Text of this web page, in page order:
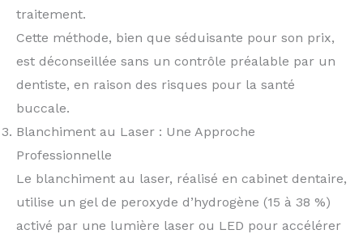
traitement.
Cette méthode, bien que séduisante pour son prix,
est déconseillée sans un contrôle préalable par un
dentiste, en raison des risques pour la santé
buccale.
Blanchiment au Laser : Une Approche
Professionnelle
Le blanchiment au laser, réalisé en cabinet dentaire,
utilise un gel de peroxyde d’hydrogène (15 à 38 %)
activé par une lumière laser ou LED pour accélérer